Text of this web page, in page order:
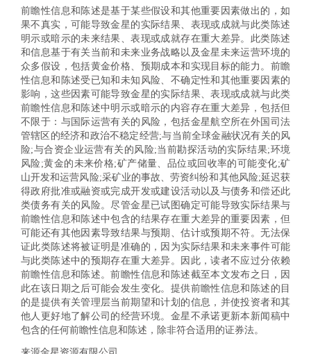
前瞻性信息和陈述是基于某些假设和其他重要因素做出的，如
果不真实，可能导致金星的实际结果、表现或成就与此类陈述
明示或暗示的未来结果、表现或成就存在重大差异。此类陈述
和信息基于有关当前和未来业务战略以及金星未来运营环境的
众多假设，包括黄金价格、预期成本和实现目标的能力。前瞻
性信息和陈述受已知和未知风险、不确定性和其他重要因素的
影响，这些因素可能导致金星的实际结果、表现或成就与此类
前瞻性信息和陈述中明示或暗示的内容存在重大差异，包括但
不限于：与国际运营有关的风险，包括金星航空所在外国司法
管辖区的经济和政治不稳定经营;与当前全球金融状况有关的风
险;与合资企业运营有关的风险;当前勘探活动的实际结果;环境
风险;黄金的未来价格;矿产储量、品位或回收率的可能变化;矿
山开发和运营风险;采矿业的事故、劳资纠纷和其他风险;延迟获
得政府批准或融资或完成开发或建设活动以及与债务和偿还此
类债务有关的风险。尽管金星已试图确定可能导致实际结果与
前瞻性信息和陈述中包含的结果存在重大差异的重要因素，但
可能还有其他因素导致结果与预期、估计或预期不符。无法保
证此类陈述将被证明是准确的，因为实际结果和未来事件可能
与此类陈述中的预期存在重大差异。因此，读者不应过分依赖
前瞻性信息和陈述。前瞻性信息和陈述截至本文发布之日，因
此在该日期之后可能会发生变化。提供前瞻性信息和陈述的目
的是提供有关管理层当前期望和计划的信息，并使投资者和其
他人更好地了解公司的经营环境。金星不承诺更新本新闻稿中
包含的任何前瞻性信息和陈述，除非符合适用的证券法。